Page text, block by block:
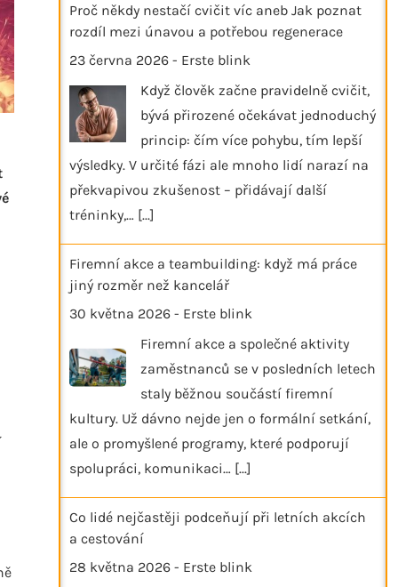
Proč někdy nestačí cvičit víc aneb Jak poznat
rozdíl mezi únavou a potřebou regenerace
23 června 2026 - Erste blink
Když člověk začne pravidelně cvičit,
bývá přirozené očekávat jednoduchý
princip: čím více pohybu, tím lepší
výsledky. V určité fázi ale mnoho lidí narazí na
překvapivou zkušenost – přidávají další
tréninky,… [...]
Firemní akce a teambuilding: když má práce
jiný rozměr než kancelář
30 května 2026 - Erste blink
Firemní akce a společné aktivity
zaměstnanců se v posledních letech
staly běžnou součástí firemní
kultury. Už dávno nejde jen o formální setkání,
ale o promyšlené programy, které podporují
spolupráci, komunikaci… [...]
Co lidé nejčastěji podceňují při letních akcích
a cestování
28 května 2026 - Erste blink